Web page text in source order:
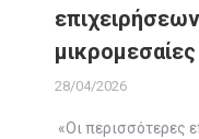
28/04/2026
«Οι περισσότερες